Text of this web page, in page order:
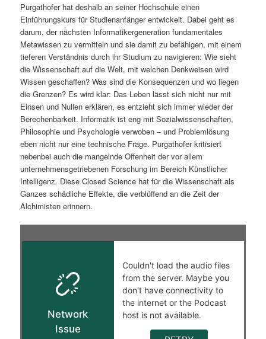
n
Purgathofer hat deshalb an seiner Hochschule einen
Einführungskurs für Studienanfänger entwickelt. Dabei geht es
darum, der nächsten Informatikergeneration fundamentales
Metawissen zu vermitteln und sie damit zu befähigen, mit einem
tieferen Verständnis durch ihr Studium zu navigieren: Wie sieht
die Wissenschaft auf die Welt, mit welchen Denkweisen wird
Wissen geschaffen? Was sind die Konsequenzen und wo liegen
die Grenzen? Es wird klar: Das Leben lässt sich nicht nur mit
Einsen und Nullen erklären, es entzieht sich immer wieder der
Berechenbarkeit. Informatik ist eng mit Sozialwissenschaften,
Philosophie und Psychologie verwoben – und Problemlösung
eben nicht nur eine technische Frage. Purgathofer kritisiert
nebenbei auch die mangelnde Offenheit der vor allem
unternehmensgetriebenen Forschung im Bereich Künstlicher
Intelligenz. Diese Closed Science hat für die Wissenschaft als
Ganzes schädliche Effekte, die verblüffend an die Zeit der
Alchimisten erinnern.